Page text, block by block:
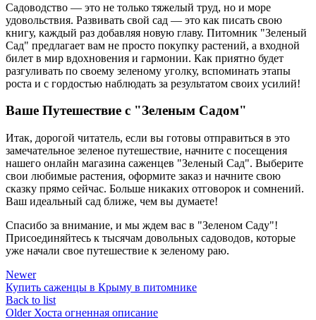
Садоводство — это не только тяжелый труд, но и море
удовольствия. Развивать свой сад — это как писать свою
книгу, каждый раз добавляя новую главу. Питомник "Зеленый
Сад" предлагает вам не просто покупку растений, а входной
билет в мир вдохновения и гармонии. Как приятно будет
разгуливать по своему зеленому уголку, вспоминать этапы
роста и с гордостью наблюдать за результатом своих усилий!
Ваше Путешествие с "Зеленым Садом"
Итак, дорогой читатель, если вы готовы отправиться в это
замечательное зеленое путешествие, начните с посещения
нашего онлайн магазина саженцев "Зеленый Сад". Выберите
свои любимые растения, оформите заказ и начните свою
сказку прямо сейчас. Больше никаких отговорок и сомнений.
Ваш идеальный сад ближе, чем вы думаете!
Спасибо за внимание, и мы ждем вас в "Зеленом Саду"!
Присоединяйтесь к тысячам довольных садоводов, которые
уже начали свое путешествие к зеленому раю.
Newer
Купить саженцы в Крыму в питомнике
Back to list
Older Хоста огненная описание